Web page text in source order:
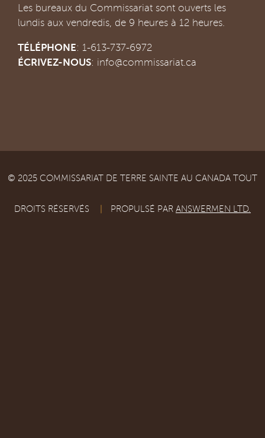
Les bureaux du Commissariat sont ouverts les
lundis aux vendredis, de 9 heures à 12 heures.
TÉLÉPHONE: 1-613-737-6972
ÉCRIVEZ-NOUS: info@commissariat.ca
© 2025 COMMISSARIAT DE TERRE SAINTE AU CANADA TOUT
DROITS RÉSERVÉS PROPULSÉ PAR ANSWERMEN LTD.